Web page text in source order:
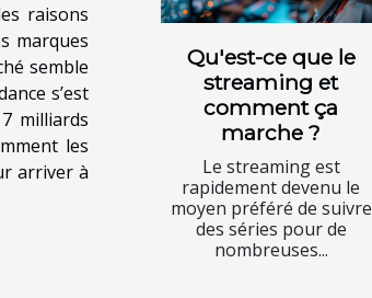
raisons
marques
semble
s’est
milliards
les
arriver à
Qu'est-ce que le
streaming et
comment ça
marche ?
Le streaming est
rapidement devenu le
moyen préféré de suivre
des séries pour de
nombreuses...